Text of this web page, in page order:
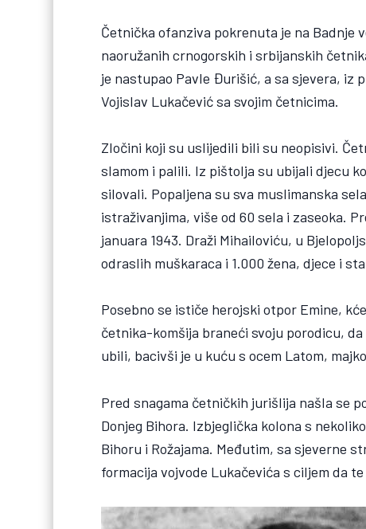
Četnička ofanziva pokrenuta je na Badnje
naoružanih crnogorskih i srbijanskih
je nastupao Pavle Đurišić, a sa sjevera, iz
Vojislav Lukačević sa svojim četnicima.
Zločini koji su uslijedili bili su neopisivi.
slamom i palili. Iz pištolja su ubijali djecu
silovali. Popaljena su sva muslimanska
istraživanjima, više od 60 sela i zaseoka.
januara 1943. Draži Mihailoviću, u
odraslih muškaraca i 1.000 žena, djece i
Posebno se ističe herojski otpor Emine,
četnika-komšija braneći svoju porodicu,
ubili, bacivši je u kuću s ocem Latom,
Pred snagama četničkih jurišlija našla se
Donjeg Bihora. Izbjeglička kolona s
Bihoru i Rožajama. Međutim, sa sjeverne
formacija vojvode Lukačevića s ciljem da